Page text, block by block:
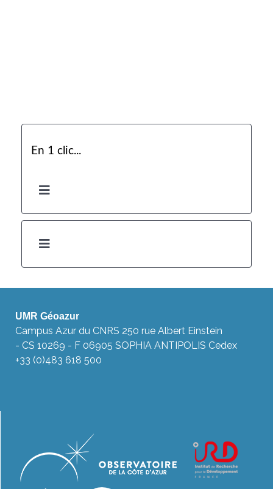
En 1 clic...
UMR Géoazur
Campus Azur du CNRS 250 rue Albert Einstein
- CS 10269 - F 06905 SOPHIA ANTIPOLIS Cedex
+33 (0)483 618 500